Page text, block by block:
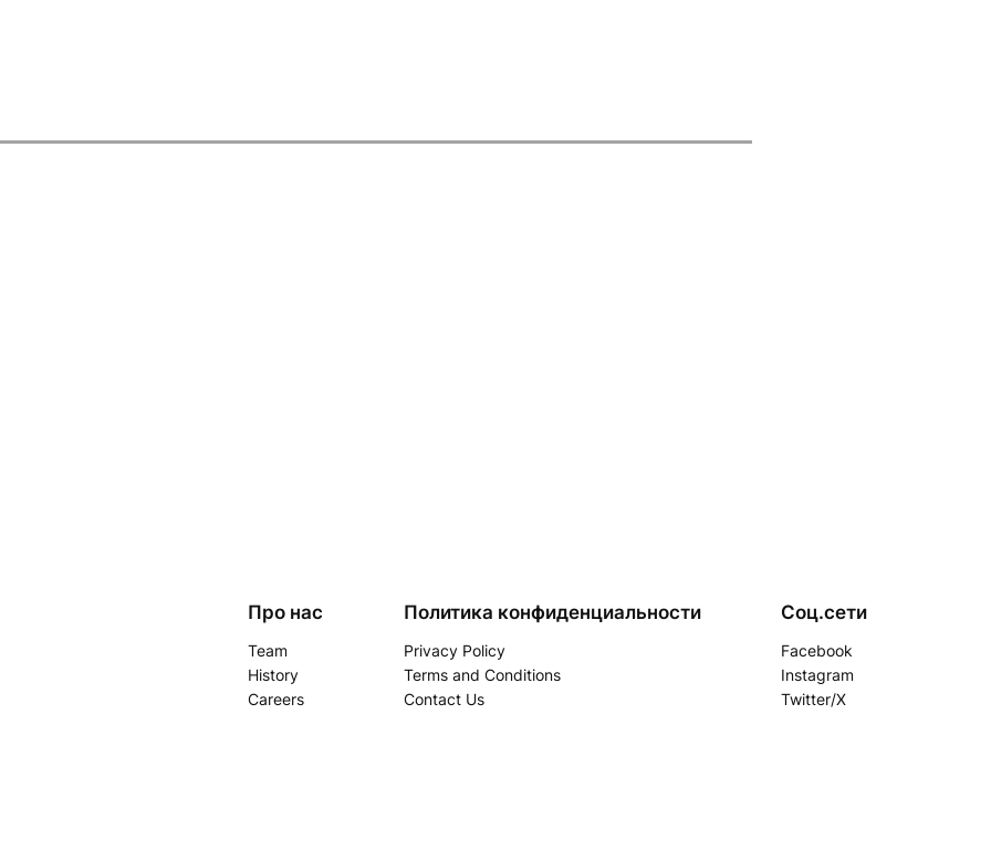
Про нас
Team
History
Careers
Политика конфиденциальности
Privacy Policy
Terms and Conditions
Contact Us
Соц.сети
Facebook
Instagram
Twitter/X